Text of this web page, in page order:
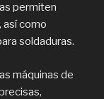
permiten
como
soldaduras.
máquinas de